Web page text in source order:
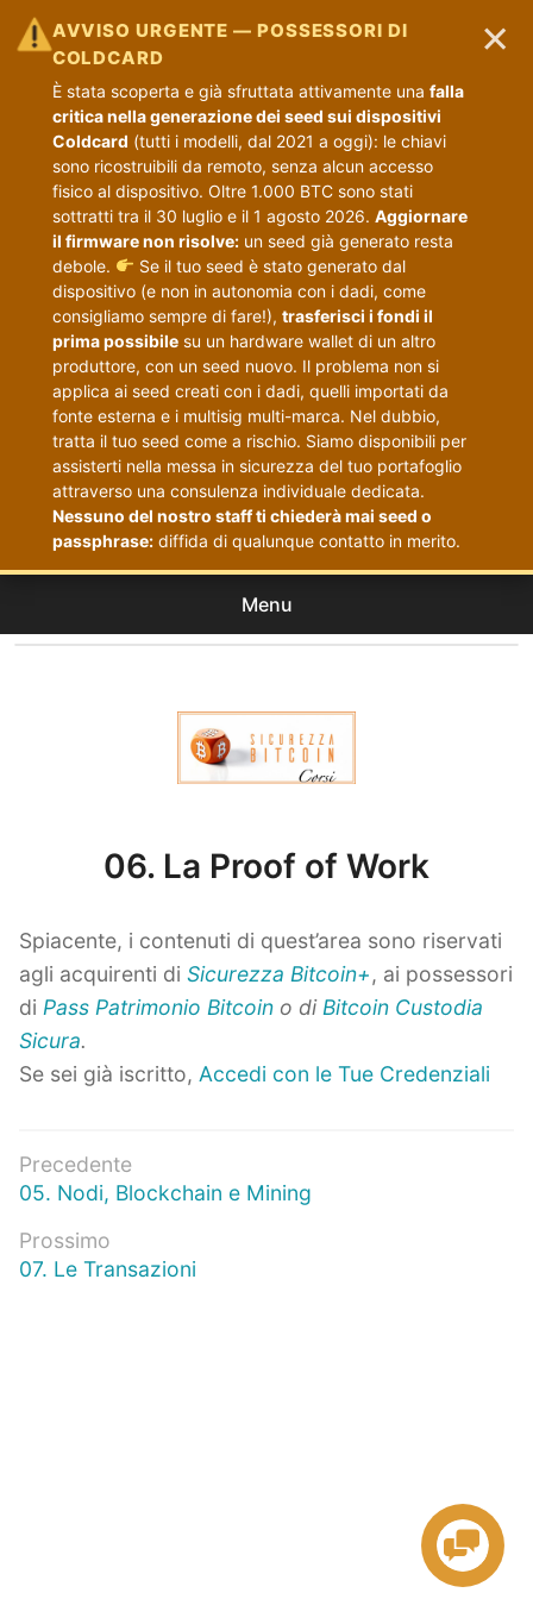
AVVISO URGENTE — POSSESSORI DI
COLDCARD
È stata scoperta e già sfruttata attivamente una falla
critica nella generazione dei seed sui dispositivi
Coldcard (tutti i modelli, dal 2021 a oggi): le chiavi
sono ricostruibili da remoto, senza alcun accesso
fisico al dispositivo. Oltre 1.000 BTC sono stati
sottratti tra il 30 luglio e il 1 agosto 2026. Aggiornare
il firmware non risolve:un seed già generato resta
debole.
Se il tuo seed è stato generato dal
dispositivo (e non in autonomia con i dadi, come
consigliamo sempre di fare!), trasferisci i fondi il
prima possibilesu un hardware wallet di un altro
produttore, con un seed nuovo. Il problema non si
applica ai seed creati con i dadi, quelli importati da
fonte esterna e i multisig multi-marca. Nel dubbio,
tratta il tuo seed come a rischio. Siamo disponibili per
assisterti nella messa in sicurezza del tuo portafoglio
attraverso una consulenza individuale dedicata.
Nessuno del nostro staff ti chiederà mai seed o
passphrase:diffida di qualunque contatto in merito.
×
Menu
06. La Proof of Work
Spiacente, i contenuti di quest’area sono riservati
agli acquirenti di Sicurezza Bitcoin+, ai possessori
di Pass Patrimonio Bitcoin o diBitcoin Custodia
Sicura.
Se sei già iscritto, Accedi con le Tue Credenziali
Navigazione
articoli
Precedente
Articolo
05. Nodi, Blockchain e Mining
Prossimo
Prossimo
07. Le Transazioni